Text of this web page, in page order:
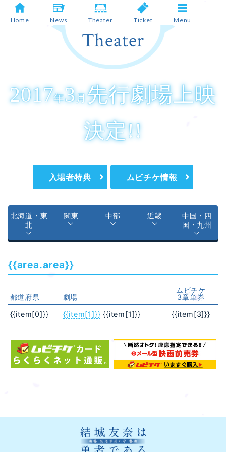
Home News Theater Ticket Menu
Theater
Staff/Cast Story Character
Product Special Twitter
Theater
2017年3月 先行劇場上映
決定!!
入場者特典 ムビチケ情報
北海道・東
北
関東 中部 近畿
中国・四
国・九州
{{area.area}}
都道府県 劇場
ムビチケ
3章単券
{{item[0]}}
{{item[1]}} {{item[1]}} {{item[3]}}